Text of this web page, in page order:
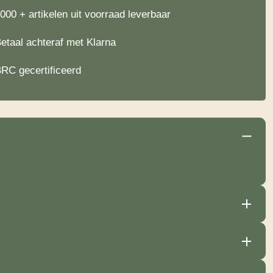
+ artikelen uit voorraad leverbaar
achteraf met Klarna
gecertificeerd